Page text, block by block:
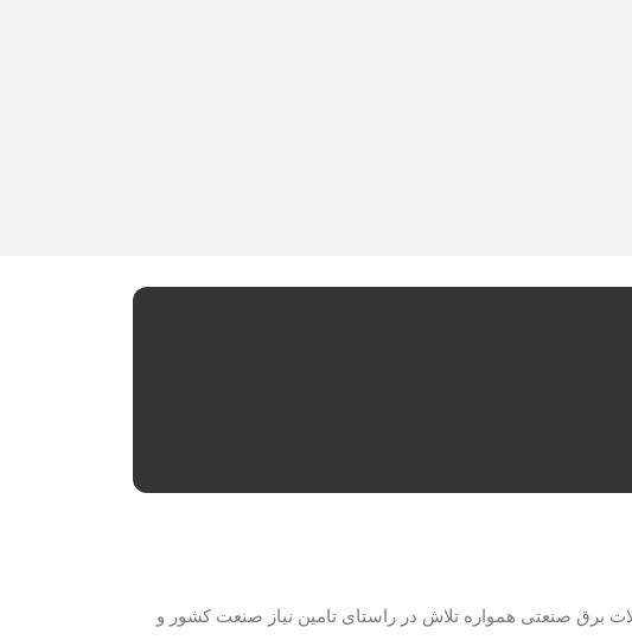
تامین و عرضه محصولات برق صنعتی همواره تلاش در راستای تامین نیاز صنعت کشور و